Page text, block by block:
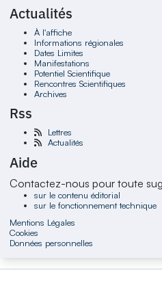
Actualités
À l'affiche
Informations régionales
Dates Limites
Manifestations
Potentiel Scientifique
Rencontres Scientifiques
Archives
Rss
Lettres
Actualités
Aide
Contactez-nous pour toute
sur le contenu éditorial
sur le fonctionnement technique
Mentions Légales
Cookies
Données personnelles